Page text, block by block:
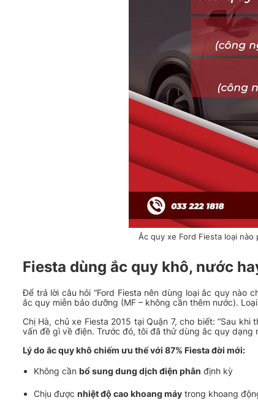
Ắc quy xe Ford Fiesta loại
Fiesta dùng ắc quy khô, nước
Để trả lời câu hỏi “Ford Fiesta nên dùng loại ắc quy nào
ắc quy miễn bảo dưỡng (MF – không cần thêm nước).
Chị Hà, chủ xe Fiesta 2015 tại Quận 7, cho biết: “Sau
vấn đề gì về điện. Trước đó, tôi đã thử dùng ắc quy dạng
Lý do ắc quy khô chiếm ưu thế với 87% Fiesta đời mới:
Không cần bổ sung dung dịch điện phân định kỳ
Chịu đượcnhiệt độ cao khoang máy trong khoang